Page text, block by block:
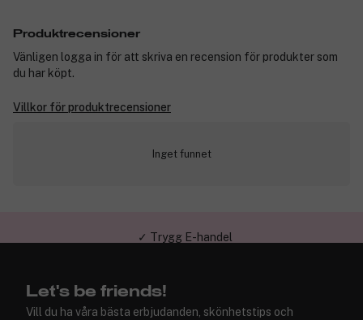
Produktrecensioner
Vänligen logga in för att skriva en recension för produkter som
du har köpt.
Villkor för produktrecensioner
Inget funnet
Let's be friends!
Vill du ha våra bästa erbjudanden, skönhetstips och